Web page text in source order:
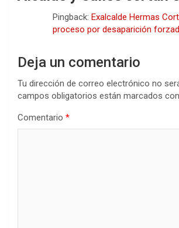
Pingback: Exalcalde Hermas
proceso por desaparición
Deja un comentario
Tu dirección de correo electrónico no
campos obligatorios están marcados con
Comentario *